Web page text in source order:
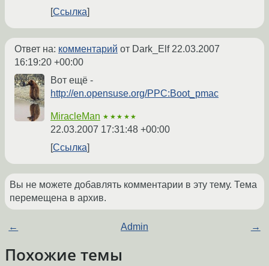
Ссылка
Ответ на: комментарий от Dark_Elf22.03.2007
16:19:20 +00:00
Вот ещё -
http://en.opensuse.org/PPC:Boot_pmac
MiracleMan ★★★★★
22.03.2007 17:31:48 +00:00
Ссылка
Вы не можете добавлять комментарии в эту тему. Тема
перемещена в архив.
← Admin →
Похожие темы